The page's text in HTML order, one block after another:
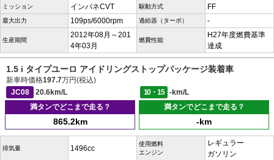
ミッション インパネCVT 駆動方式 FF
最大出力 109ps/6000rpm 過給器（ターボ） -
生産期間
2012年08月～201
4年03月
燃費性能
H27年度燃費基準
達成
1.5 i タイプユーロ アイドリングストップパッケージ装着車
新車時価格197.7万円(税込)
JC08
20.6km/L 10・15
-km/L
満タンでどこまで走る？
865.2km
満タンでどこまで走る？
-km
排気量 1496cc
使用燃料
エンジン
レギュラー
ガソリン